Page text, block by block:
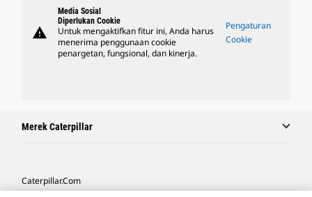
warning
Media Sosial
Diperlukan Cookie
Untuk mengaktifkan fitur ini, Anda harus
menerima penggunaan cookie
penargetan, fungsional, dan kinerja.
Pengaturan
Cookie
Merek Caterpillar
Caterpillar.com